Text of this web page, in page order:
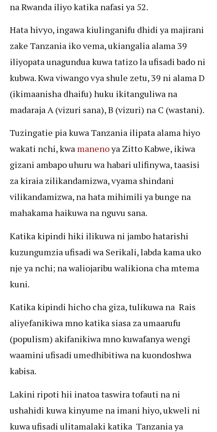
na Rwanda iliyo katika nafasi ya 52.
Hata hivyo, ingawa kiulinganifu dhidi ya majirani
zake Tanzania iko vema, ukiangalia alama 39
iliyopata unagundua kuwa tatizo la ufisadi bado ni
kubwa. Kwa viwango vya shule zetu, 39 ni alama D
(ikimaanisha dhaifu) huku ikitanguliwa na
madaraja A (vizuri sana), B (vizuri) na C (wastani).
Tuzingatie pia kuwa Tanzania ilipata alama hiyo
wakati nchi, kwa manenoya Zitto Kabwe, ikiwa
gizani ambapo uhuru wa habari ulifinywa, taasisi
za kiraia zilikandamizwa, vyama shindani
vilikandamizwa, na hata mihimili ya bunge na
mahakama haikuwa na nguvu sana.
Katika kipindi hiki ilikuwa ni jambo hatarishi
kuzungumzia ufisadi wa Serikali, labda kama uko
nje ya nchi; na waliojaribu walikiona cha mtema
kuni.
Katika kipindi hicho cha giza, tulikuwa na Rais
aliyefanikiwa mno katika siasa za umaarufu
(populism) akifanikiwa mno kuwafanya wengi
waamini ufisadi umedhibitiwa na kuondoshwa
kabisa.
Lakini ripoti hii inatoa taswira tofauti na ni
ushahidi kuwa kinyume na imani hiyo, ukweli ni
kuwa ufisadi ulitamalaki katika Tanzania ya